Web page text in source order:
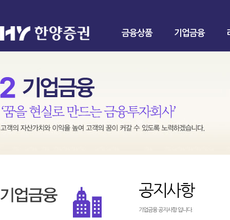
금융상품 기업금융
공지사항
기업금융 공지사항 입니다.